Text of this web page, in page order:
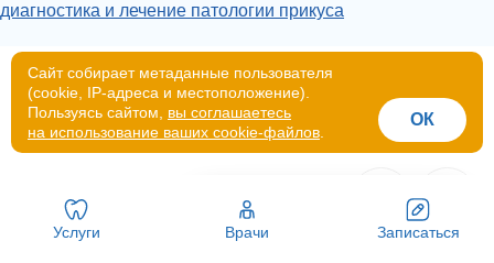
диагностика и лечение патологии прикуса
Наши специалисты
ВРАЧИ
Услуги Врачи Записаться
Напишите нам в Telegram
Сайт собирает метаданные пользователя
(cookie, IP-адреса и местоположение).
Пользуясь сайтом, вы соглашаетесь
на использование ваших cookie-файлов
ОК